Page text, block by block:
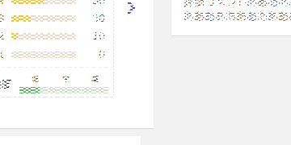
療上の有益性が
が報告されてい